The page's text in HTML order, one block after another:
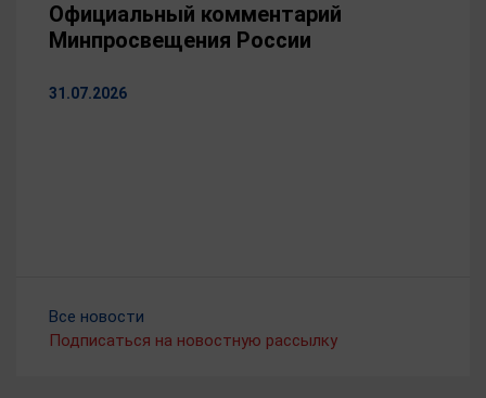
Официальный комментарий
Минпросвещения России
31.07.2026
Все новости
Подписаться на новостную рассылку